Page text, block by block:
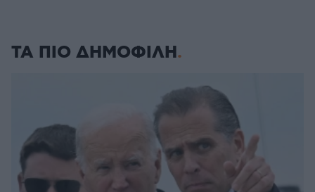
ΤΑ ΠΙΟ ΔΗΜΟΦΙΛΗ